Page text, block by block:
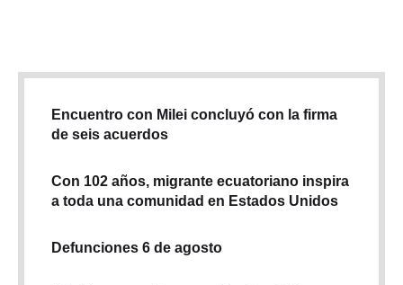
Encuentro con Milei concluyó con la firma
de seis acuerdos
Con 102 años, migrante ecuatoriano inspira
a toda una comunidad en Estados Unidos
Defunciones 6 de agosto